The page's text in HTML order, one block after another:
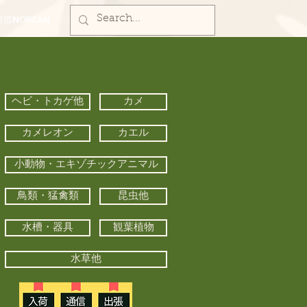
ヘビ・トカゲ他 カメ
カメレオン カエル
小動物・エキゾチックアニマル
鳥類・猛禽類 昆虫他
水槽・器具 観葉植物
水草他